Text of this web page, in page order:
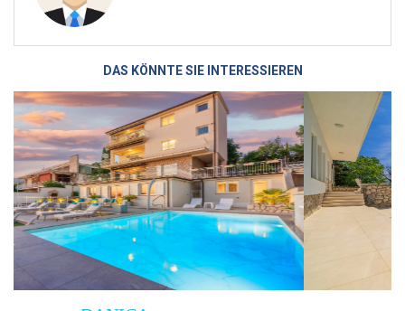
DAS KÖNNTE SIE INTERESSIEREN